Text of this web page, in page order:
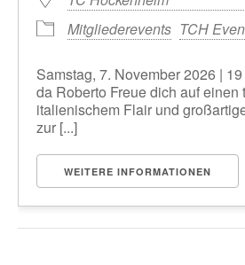
Mitgliederevents TCH
Samstag, 7. November 2026 |
da Roberto Freue dich auf einen
italienischem Flair und
zur [...]
WEITERE INFORMATIONEN